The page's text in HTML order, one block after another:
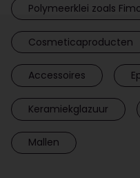
Polymeerklei zoals
Cosmeticaproducten
Accessoires
Keramiekglazuur
Mallen